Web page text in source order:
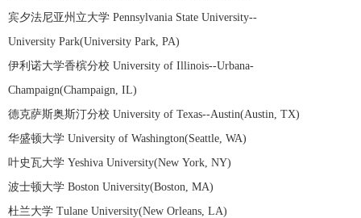
宾夕法尼亚州立大学 Pennsylvania State University--
University Park(University Park, PA)
伊利诺大学香槟分校 University of Illinois--Urbana-
Champaign(Champaign, IL)
德克萨斯奥斯汀分校 University of Texas--Austin(Austin, TX)
华盛顿大学 University of Washington(Seattle, WA)
叶史瓦大学 Yeshiva University(New York, NY)
波士顿大学 Boston University(Boston, MA)
杜兰大学 Tulane University(New Orleans, LA)